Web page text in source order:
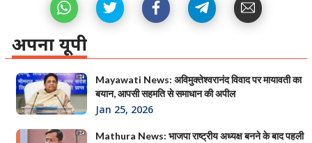
अपना यूपी
Mayawati News: अविमुक्तेश्वरानंद विवाद पर मायावती का
बयान, आपसी सहमति से समाधान की अपील
Jan 25, 2026
Mathura News: भाजपा राष्ट्रीय अध्यक्ष बनने के बाद पहली